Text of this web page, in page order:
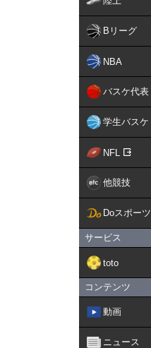
Bリーグ
NBA
バスケ代表
学生バスケ
NFL
他競技
Doスポーツ
サービス
toto
コンテンツ
動画
ニュース